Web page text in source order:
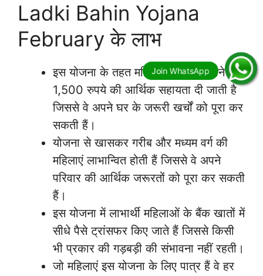
Ladki Bahin Yojana
February के लाभ
इस योजना के तहत महिलाओं को हर महीने
1,500 रुपये की आर्थिक सहायता दी जाती है
जिससे वे अपने घर के जरूरी खर्चों को पूरा कर
सकती हैं।
योजना से खासकर गरीब और मध्यम वर्ग की
महिलाएं लाभान्वित होती हैं जिससे वे अपने
परिवार की आर्थिक जरूरतों को पूरा कर सकती
हैं।
इस योजना में लाभार्थी महिलाओं के बैंक खातों में
सीधे पैसे ट्रांसफर किए जाते हैं जिससे किसी
भी प्रकार की गड़बड़ी की संभावना नहीं रहती।
जो महिलाएं इस योजना के लिए पात्र हैं वे हर